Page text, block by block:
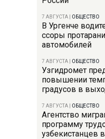
7 АВГУСТА ОБЩЕСТВО
В Ургенче
ссоры
автомобилей
7 АВГУСТА ОБЩЕСТВО
Узгидромет
повышении
градусов в
7 АВГУСТА ОБЩЕСТВО
Агентство
программу
узбекистанцев